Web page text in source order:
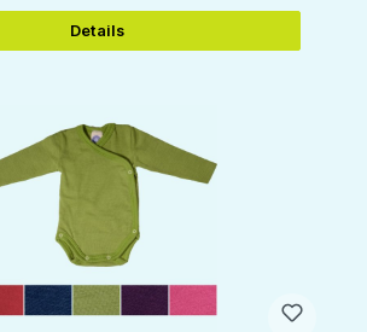
Details